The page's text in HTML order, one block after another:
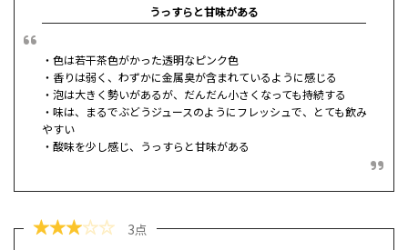
うっすらと甘味がある
・色は若干茶色がかった透明なピンク色
・香りは弱く、わずかに金属臭が含まれているように感じる
・泡は大きく勢いがあるが、だんだん小さくなっても持続する
・味は、まるでぶどうジュースのようにフレッシュで、とても飲み
やすい
・酸味を少し感じ、うっすらと甘味がある
★★★☆☆ 3点